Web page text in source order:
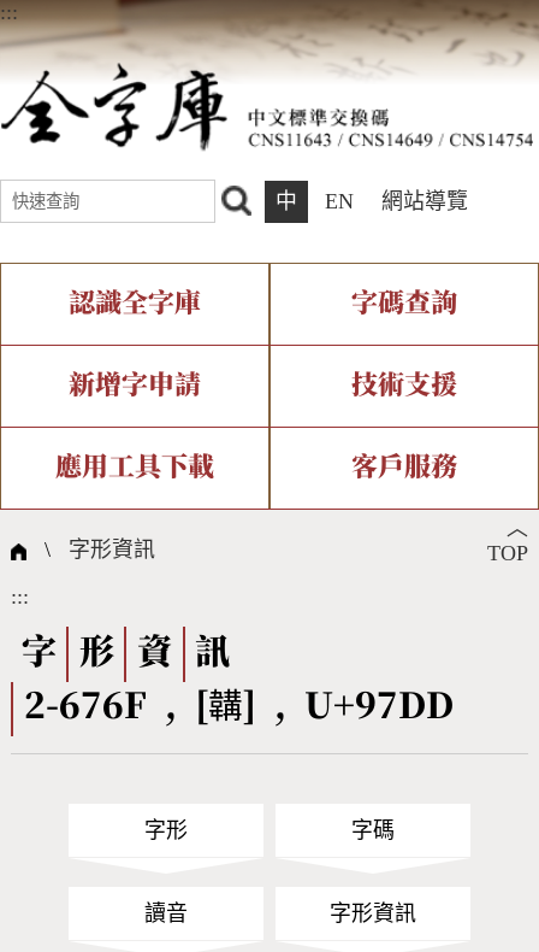
:::
中 EN 網站導覽
認識全字庫
全字庫介紹 全字庫現況
中文碼介紹 專有名詞介紹
國際字碼相關組織
字碼查詢
IDS查詢 部件查詢
複合查詢 注音查詢
筆畫查詢
筆順序查詢
CNS查詢 Unicode查詢
新增字申請
新字申請處理流程
技術支援
字形即時顯示 造字解決方案
全字庫授權 轉碼Web Service
應用工具下載
個人電腦造字處理工具
字形下載
客戶服務
問題集
熱門查詢統計
︿
TOP
\ 字形資訊
:::
字 形 資
訊
2-676F , [韝] , U+97DD
字形 字碼
讀音 字形資訊